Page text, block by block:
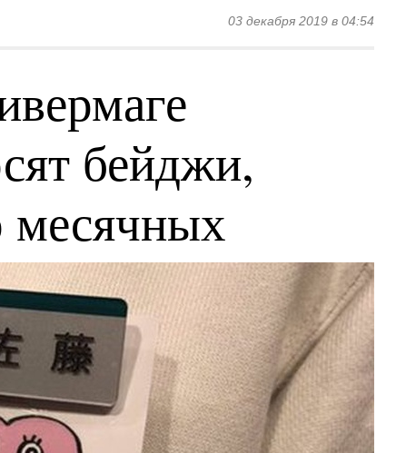
03 декабря 2019 в 04:54
бейджи,